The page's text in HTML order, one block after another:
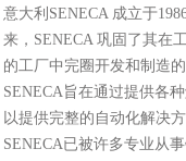
意大利 SENECA 成立于
来，SENECA 巩固了其在
的工厂中完圈开发和制造
SENECA旨在通过提供各
以提供完整的自动化解决
SENECA已被许多专业从